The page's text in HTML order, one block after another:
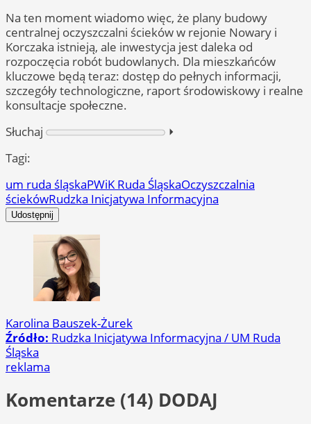
Na ten moment wiadomo więc, że plany budowy
centralnej oczyszczalni ścieków w rejonie Nowary i
Korczaka istnieją, ale inwestycja jest daleka od
rozpoczęcia robót budowlanych. Dla mieszkańców
kluczowe będą teraz: dostęp do pełnych informacji,
szczegóły technologiczne, raport środowiskowy i realne
konsultacje społeczne.
Słuchaj
⏵︎
Tagi:
um ruda śląskaPWiK Ruda ŚląskaOczyszczalnia
ściekówRudzka Inicjatywa Informacyjna
Udostępnij
Karolina Bauszek-Żurek
Źródło: Rudzka Inicjatywa Informacyjna / UM Ruda
Śląska
reklama
Komentarze (14) DODAJ